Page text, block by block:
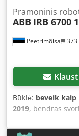
Peetrimõisa 373
Pramoninis
ABB IRB 6700
Būklė: beveik kaip
2019, bendras
ABB IRB 6700,